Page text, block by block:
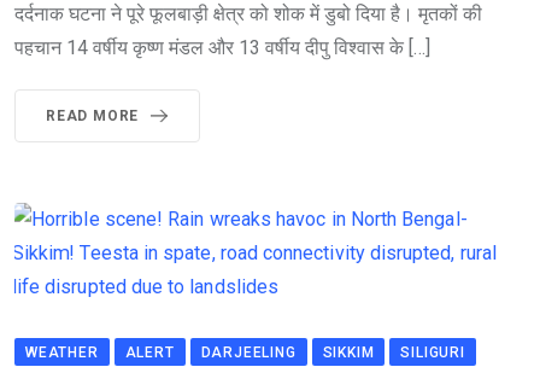
दर्दनाक घटना ने पूरे फूलबाड़ी क्षेत्र को शोक में डुबो दिया है। मृतकों की
पहचान 14 वर्षीय कृष्ण मंडल और 13 वर्षीय दीपु विश्वास के […]
READ MORE
WEATHER ALERT DARJEELING SIKKIM
SILIGURI